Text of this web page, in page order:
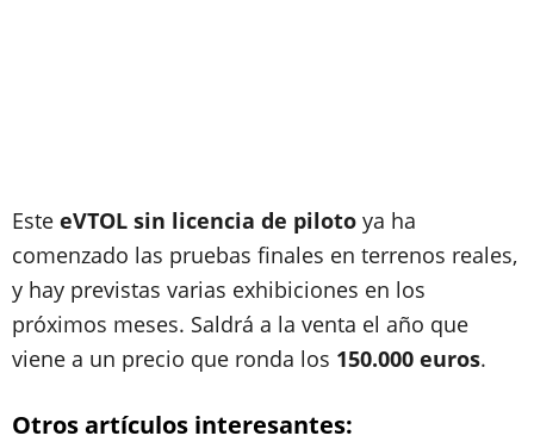
Este eVTOL sin licencia de piloto ya ha
comenzado las pruebas finales en terrenos reales,
y hay previstas varias exhibiciones en los
próximos meses. Saldrá a la venta el año que
viene a un precio que ronda los 150.000 euros.
Otros artículos interesantes: